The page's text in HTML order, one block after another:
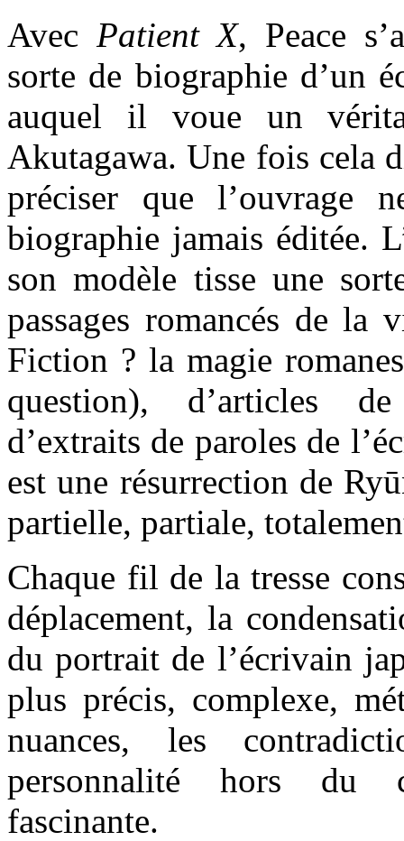
Avec Patient X, Peace
sorte de biographie d’un
auquel il voue un
Akutagawa. Une fois cela
préciser que l’ouvrage
biographie jamais éditée.
son modèle tisse une
passages romancés de la
Fiction ? la magie
question), d’articles
d’extraits de paroles de
est une résurrection de
partielle, partiale,
Chaque fil de la tresse
déplacement, la
du portrait de l’écrivain
plus précis, complexe,
nuances, les
personnalité hors du
fascinante.